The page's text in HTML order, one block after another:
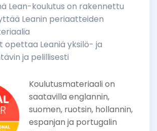
Lean-koulutus on rakennettu
Leanin periaatteiden
opettaa Leaniä yksilö- ja
ja pelillisesti
Koulutusmateriaali on
saatavilla englannin,
suomen, ruotsin, hollannin,
espanjan ja portugalin